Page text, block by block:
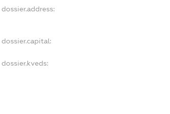
dossier.address:
dossier.capital:
dossier.kveds: